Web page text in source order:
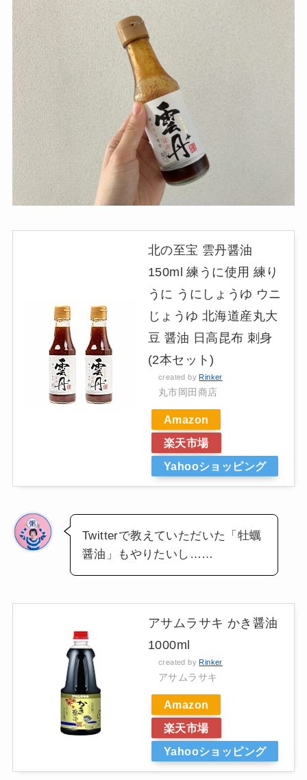
北の至宝 雲丹醤油
150ml 練うに使用 練り
うに うにしょうゆ ウニ
じょうゆ 北海道産丸大
豆 醤油 日高昆布 刺身
(2本セット)
created byRinker
丸市岡田商店
Amazon
楽天市場
Yahooショッピング
Twitterで教えていただいた「牡蠣
醤油」もやりたいし……
アサムラサキ かき醤油
1000ml
created byRinker
アサムラサキ
Amazon
楽天市場
Yahooショッピング